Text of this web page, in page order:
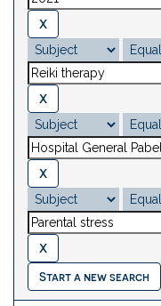
Start a new search